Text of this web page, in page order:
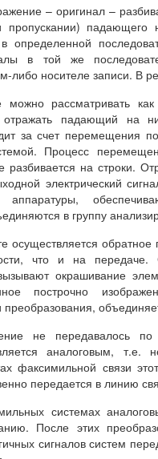
– оригинал –
падающего
определенной
в той же
либо носителе записи. В
рассматривать
отражать падающий на
за счет перемещения
Процесс
разбивается на строки.
электрический
в группу
осуществляется обратное
что и на передаче.
окрашивание
построчно
не передавалось по
аналоговым,
факсимильной связи
передается в линию
системах
После этих
сигналов систем